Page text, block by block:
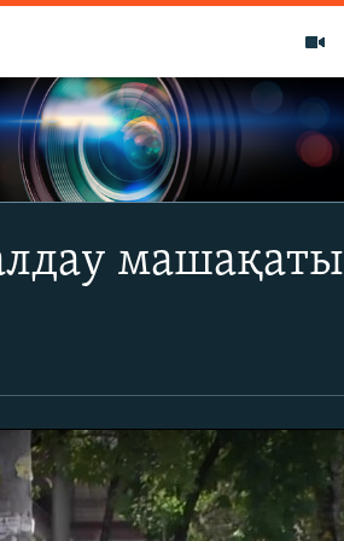
машақаты